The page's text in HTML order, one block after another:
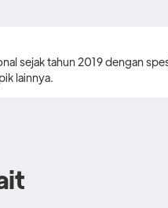
sejak tahun 2019 dengan
lainnya.